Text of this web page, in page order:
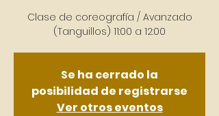
Clase de coreografía / Avanzado
Se ha cerrado la
posibilidad de registrarse
Ver otros eventos